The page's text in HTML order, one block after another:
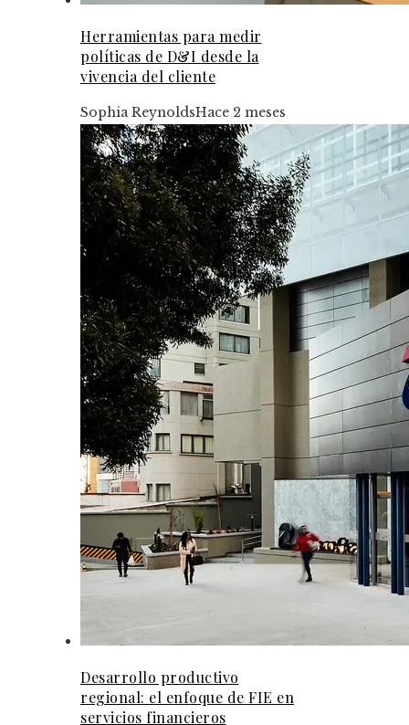
Herramientas para medir
políticas de D&I desde la
vivencia del cliente
Sophia ReynoldsHace 2 meses
Desarrollo productivo
regional: el enfoque de FIE en
servicios financieros